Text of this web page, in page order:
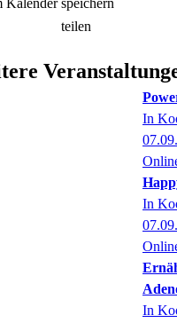
Kalender speichern
teilen
In
In
In